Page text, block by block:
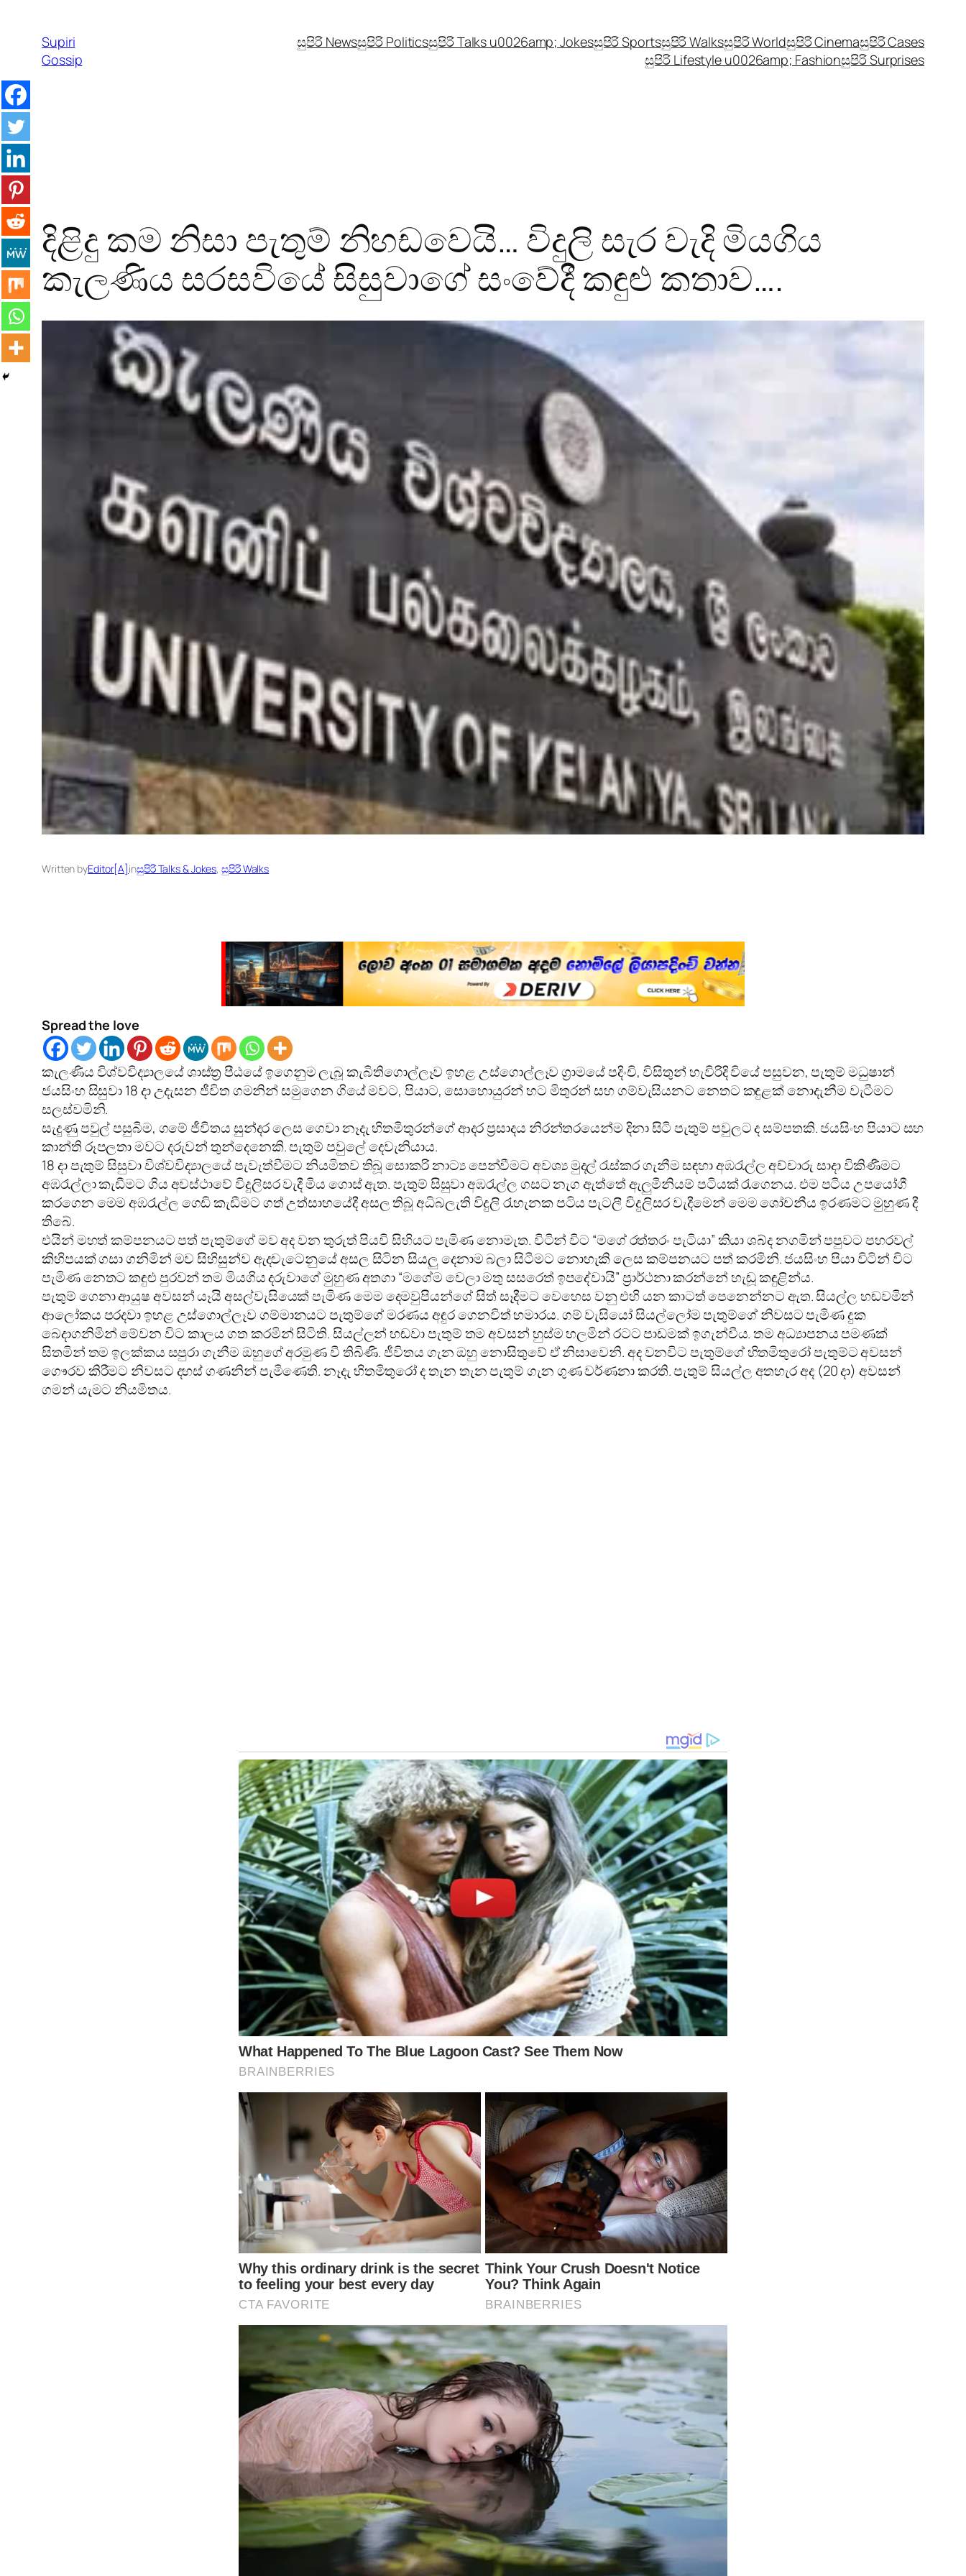
contentSupiri
Gossip
සුපිරි Newsසුපිරි Politicsසුපිරි Talks u0026amp; Jokesසුපිරි Sportsසුපිරි Walksසුපිරි Worldසුපිරි Cinemaසුපිරි Cases
සුපිරි Lifestyle u0026amp; Fashionසුපිරි Surprises
දිළිදු කම නිසා පැතුම් නිහඩවෙයි… විදුලි සැර වැදි මියගිය
කැලණිය සරසවියේ සිසුවාගේ සංවේදී කඳුළු කතාව….
Written byEditor[A]inසුපිරි Talks & Jokes, සුපිරි Walks
Spread the love
කැලණිය විශ්වවිද්‍යාලයේ ශාස්‌ත්‍ර පීඨයේ ඉගෙනුම ලැබූ කැබිතිගොල්ලෑව ඉහළ උස්‌ගොල්ලෑව ග්‍රාමයේ පදිංචි, විසිතුන් හැවිරිදි වියේ පසුවන, පැතුම් මධුෂාන්
ජයසිංහ සිසුවා 18 දා උදැසන ජීවිත ගමනින් සමුගෙන ගියේ මවට, පියාට, සොහොයුරන් හට මිතුරන් සහ ගම්වැසියනට නෙතට කඳුළක්‌ නොදැනීම වැටීමට
සලස්‌වමිනි.
සැදුණු පවුල් පසුබිම, ගමේ ජීවිතය සුන්දර ලෙස ගෙවා නෑදැ හිතමිතුරන්ගේ ආදර ප්‍රසාදය නිරන්තරයෙන්ම දිනා සිටි පැතුම් පවුලට ද සම්පතකි. ජයසිංහ පියාට සහ
කාන්ති රූපලතා මවට දරුවන් තුන්දෙනෙකි. පැතුම් පවුලේ දෙවැනියාය.
18 දා පැතුම් සිසුවා විශ්වවිද්‍යාලයේ පැවැත්වීමට නියමිතව තිබූ සොකරි නාට්‍ය පෙන්වීමට අවශ්‍ය මුදල් රැස්‌කර ගැනීම සඳහා අඹරැල්ල අච්චාරු සාදා විකිණීමට
අඹරැල්ලා කැඩීමට ගිය අවස්‌ථාවේ විදුලිසර වැදී මිය ගොස්‌ ඇත. පැතුම් සිසුවා අඹරැල්ල ගසට නැග ඇත්තේ ඇලුමිනියම් පටියක්‌ රැගෙනය. එම පටිය උපයෝගී
කරගෙන මෙම අඹරැල්ල ගෙඩි කැඩීමට ගත් උත්සාහයේදී අසල තිබූ අධිබලැති විදුලි රැහැනක පටිය පැටලී විදුලිසර වැදීමෙන් මෙම ශෝචනීය ඉරණමට මුහුණ දී
තිබේ.
එයින් මහත් කම්පනයට පත් පැතුම්ගේ මව අද වන තුරුත් පියවි සිහියට පැමිණ නොමැත. විටින් විට “මගේ රත්තරං පැටියා” කියා ශබ්ද නගමින් පපුවට පහරවල්
කිහිපයක්‌ ගසා ගනිමින් මව සිහිසුන්ව ඇදවැටෙනුයේ අසල සිටින සියලු දෙනාම බලා සිටීමට නොහැකි ලෙස කම්පනයට පත් කරමිනි. ජයසිංහ පියා විටින් විට
පැමිණ නෙතට කඳුළු පුරවන් තම මියගිය දරුවාගේ මුහුණ අතගා “මගේම වෙලා මතු සසරෙත් ඉපදේවායි” ප්‍රාර්ථනා කරන්නේ හැඬූ කඳුළින්ය.
පැතුම් ගෙනා ආයුෂ අවසන් යෑයි අසල්වැසියෙක්‌ පැමිණ මෙම දෙමවුපියන්ගේ සිත් සෑදීමට වෙහෙස වනු එහි යන කාටත් පෙනෙන්නට ඇත. සියල්ල හඬවමින්
ආලෝකය පරදවා ඉහළ උස්‌ගොල්ලෑව ගම්මානයට පැතුම්ගේ මරණය අඳුර ගෙනවිත් හමාරය. ගම් වැසියෝ සියල්ලෝම පැතුම්ගේ නිවසට පැමිණ දුක
බෙදාගනිමින් මේවන විට කාලය ගත කරමින් සිටිති. සියල්ලන් හඬවා පැතුම් තම අවසන් හුස්‌ම හලමින් රටට පාඩමක්‌ ඉගැන්වීය. තම අධ්‍යාපනය පමණක්‌
සිතමින් තම ඉලක්‌කය සපුරා ගැනීම ඔහුගේ අරමුණ වී තිබිණි. ජීවිතය ගැන ඔහු නොසිතුවේ ඒ නිසාවෙනි. අද වනවිට පැතුම්ගේ හිතමිතුරෝ පැතුම්ට අවසන්
ගෞරව කිරීමට නිවසට දහස්‌ ගණනින් පැමිණෙති. නෑදැ හිතමිතුරෝ ද තැන තැන පැතුම් ගැන ගුණ වර්ණනා කරති. පැතුම් සියල්ල අතහැර අද (20 දා) අවසන්
ගමන් යැමට නියමිතය.